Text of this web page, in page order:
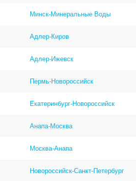
Минск-Минеральные Воды
Адлер-Киров
Адлер-Ижевск
Пермь-Новороссийск
Екатеринбург-Новороссийск
Анапа-Москва
Москва-Анапа
Новороссийск-Санкт-Петербург